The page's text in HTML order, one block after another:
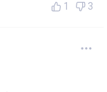
1 3